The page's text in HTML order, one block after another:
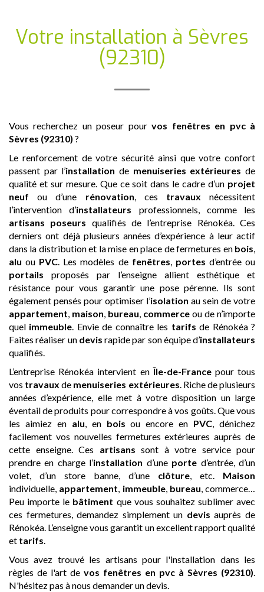
Votre installation à Sèvres
(92310)
Vous recherchez un poseur pourvos fenêtres en pvc à
Sèvres (92310) ?
Le renforcement de votre sécurité ainsi que votre confort
passent par l’installation de menuiseries extérieures de
qualité et sur mesure. Que ce soit dans le cadre d’un projet
neuf ou d’une rénovation, ces travaux nécessitent
l’intervention d’installateurs professionnels, comme les
artisans poseurs qualifiés de l’entreprise Rénokéa. Ces
derniers ont déjà plusieurs années d’expérience à leur actif
dans la distribution et la mise en place de fermetures en bois,
alu ou PVC. Les modèles de fenêtres, portes d’entrée ou
portails proposés par l’enseigne allient esthétique et
résistance pour vous garantir une pose pérenne. Ils sont
également pensés pour optimiser l’isolation au sein de votre
appartement, maison, bureau, commerce ou de n’importe
quel immeuble. Envie de connaître les tarifs de Rénokéa ?
Faites réaliser un devis rapide par son équipe d’installateurs
qualifiés.
L’entreprise Rénokéa intervient enÎle-de-Francepour tous
vos travaux de menuiseries extérieures. Riche de plusieurs
années d’expérience, elle met à votre disposition un large
éventail de produits pour correspondre à vos goûts. Que vous
les aimiez en alu, en bois ou encore en PVC, dénichez
facilement vos nouvelles fermetures extérieures auprès de
cette enseigne. Ces artisans sont à votre service pour
prendre en charge l’installation d’une porte d’entrée, d’un
volet, d’un store banne, d’une clôture, etc. Maison
individuelle, appartement, immeuble, bureau, commerce…
Peu importe le bâtiment que vous souhaitez sublimer avec
ces fermetures, demandez simplement un devis auprès de
Rénokéa. L’enseigne vous garantit un excellent rapport qualité
et tarifs.
Vous avez trouvé les artisans pour l'installation dans les
règles de l'art de vos fenêtres en pvc à Sèvres (92310).
N'hésitez pas à nous demander un devis.